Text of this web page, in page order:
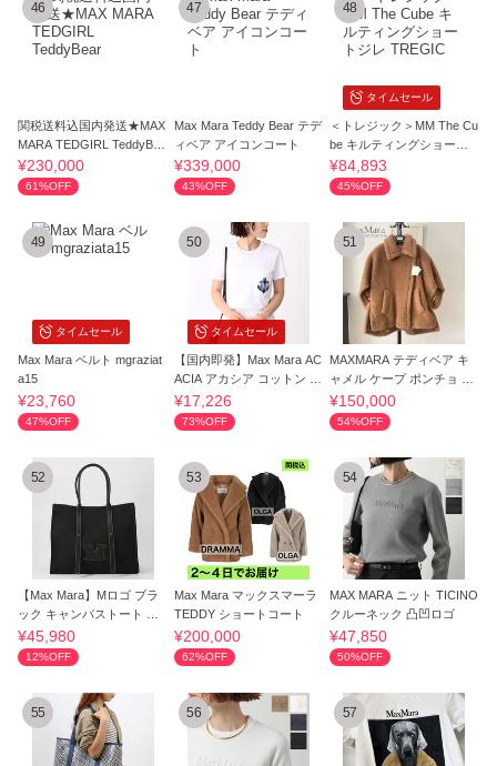
46
関税送料込国内発送★MAX
MARA TEDGIRL TeddyBea
r¥230,000
61%OFF
47
Max Mara Teddy Bear テデ
ィベア アイコンコート
¥339,000
43%OFF
タイムセール
48
＜トレジック＞MM The Cu
be キルティングショート
ジレ TREGIC
¥84,893
45%OFF
タイムセール
49
Max Mara ベルト mgraziat
a15
¥23,760
47%OFF
タイムセール
50
【国内即発】Max Mara AC
ACIA アカシア コットン T
シャツ
¥17,226
73%OFF
51
MAXMARA テディベア キ
ャメル ケープ ポンチョ TE
BE DHL送料込み
¥150,000
54%OFF
52
【Max Mara】Mロゴ ブラ
ック キャンバストート 大
容量 ブラック
¥45,980
12%OFF
53
Max Mara マックスマーラ
TEDDY ショートコート
¥200,000
62%OFF
54
MAX MARA ニット TICINO
クルーネック 凸凹ロゴ
¥47,850
50%OFF
55 56 57